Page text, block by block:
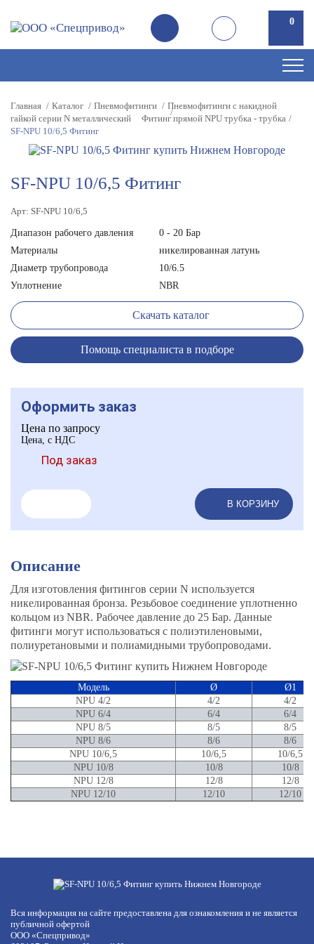
0
Главная Каталог Пневмофитинги
Пневмофитинги с накидной
гайкой серии N металлический
Фитинг прямой NPU трубка - трубка
SF-NPU 10/6,5 Фитинг
SF-NPU 10/6,5 Фитинг
Арт: SF-NPU 10/6,5
Диапазон рабочего давления
0 - 20 Бар
Материалы
никелированная латунь
Диаметр трубопровода
10/6.5
Уплотнение
NBR
Скачать каталог
Помощь специалиста в подборе
Оформить заказ
Цена по запросу
Цена, с НДС
Под заказ
В КОРЗИНУ
Описание
Для изготовления фитингов серии N используется
никелированная бронза. Резьбовое соединение уплотненно
кольцом из NBR. Рабочее давление до 25 Бар. Данные
фитинги могут использоваться с полиэтиленовыми,
полиуретановыми и полиамидными трубопроводами.
Модель Ø
Ø1
NPU 4/2
4/2
4/2
NPU 6/4
6/4
6/4
NPU 8/5
8/5
8/5
NPU 8/6
8/6
8/6
NPU 10/6,5
10/6,5
10/6,5
NPU 10/8
10/8
10/8
NPU 12/8
12/8
12/8
NPU 12/10
12/10 12/10
Вся информация на сайте предоставлена для ознакомления и не является
публичной офертой
ООО «Спецпривод»